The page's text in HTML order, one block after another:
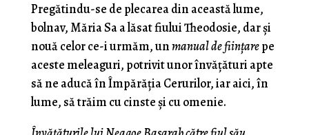
Pregătindu-se de plecarea din această lume,
bolnav, Măria Sa a lăsat fiului Theodosie, dar şi
nouă celor ce-i urmăm, unmanual de fiinţarepe
aceste meleaguri, potrivit unor învăţături apte
să ne aducă în Împărăţia Cerurilor, iar aici, în
lume, să trăim cu cinste şi cu omenie.